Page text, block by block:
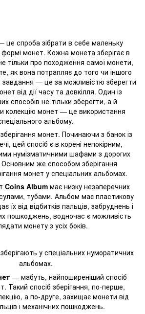
спроба зібрати в себе маленьку
формі монет. Кожна монета зберігає в
не тільки про походження самої монети,
як вона потрапляє до того чи іншого
завдання — це за можливістю зберегти
від дії часу та довкілля. Один із
способів не тільки зберегти, а й
колекцію монет — це використання
альбому.
монет. Починаючи з банок із
цей спосіб є в корені непокірним,
нумізматичними шафами з дорогих
же способом зберігання
монет у спеціальних альбомах.
Coins Album має низку незаперечних
тубами. Альбом має пластикову
їх від відбитків пальців, забруднень і
пошкоджень, водночас є можливість
монету з усіх боків.
у спеціальних нуморатичних
альбомах.
— мабуть, найпоширеніший спосіб
Такий спосіб зберігання, по-перше,
а по-друге, захищає монети від
і механічних пошкоджень.